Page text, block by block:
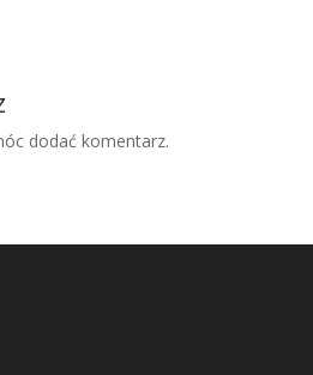
dodać komentarz.